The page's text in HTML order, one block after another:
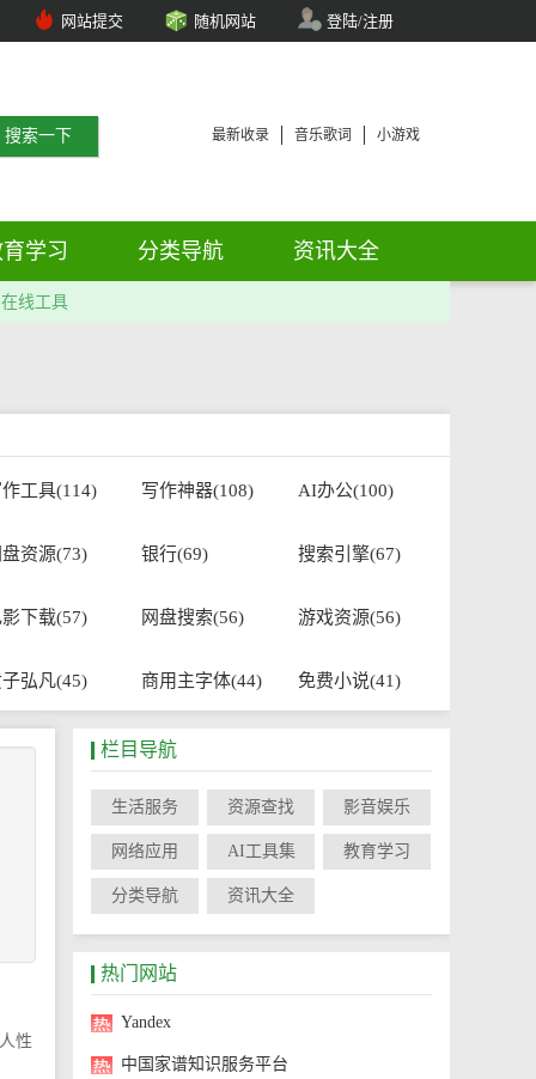
网站提交 随机网站 登陆/注册
最新收录 音乐歌词 小游戏
学习 分类导航 资讯大全
在线工具
作工具(114) 写作神器(108) AI办公(100)
盘资源(73) 银行(69) 搜索引擎(67)
影下载(57) 网盘搜索(56) 游戏资源(56)
弘凡(45) 商用主字体(44) 免费小说(41)
性
栏目导航
生活服务 资源查找 影音娱乐
网络应用 AI工具集 教育学习
分类导航 资讯大全
热门网站
Yandex
中国家谱知识服务平台